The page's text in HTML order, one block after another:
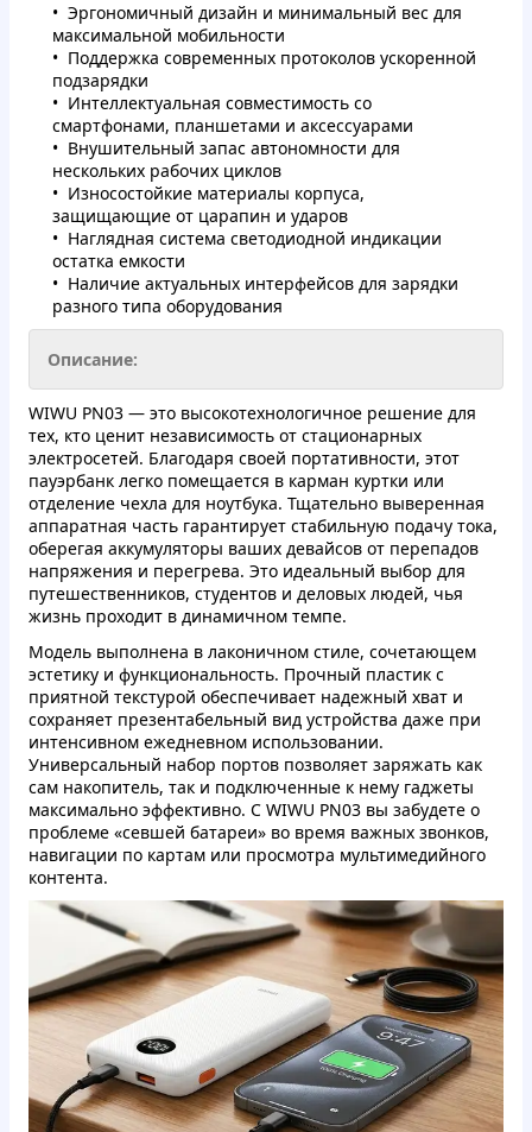
Эргономичный дизайн и минимальный вес для
максимальной мобильности
Поддержка современных протоколов ускоренной
подзарядки
Интеллектуальная совместимость со
смартфонами, планшетами и аксессуарами
Внушительный запас автономности для
нескольких рабочих циклов
Износостойкие материалы корпуса,
защищающие от царапин и ударов
Наглядная система светодиодной индикации
остатка емкости
Наличие актуальных интерфейсов для зарядки
разного типа оборудования
Описание:
WIWU PN03 — это высокотехнологичное решение для
тех, кто ценит независимость от стационарных
электросетей. Благодаря своей портативности, этот
пауэрбанк легко помещается в карман куртки или
отделение чехла для ноутбука. Тщательно выверенная
аппаратная часть гарантирует стабильную подачу тока,
оберегая аккумуляторы ваших девайсов от перепадов
напряжения и перегрева. Это идеальный выбор для
путешественников, студентов и деловых людей, чья
жизнь проходит в динамичном темпе.
Модель выполнена в лаконичном стиле, сочетающем
эстетику и функциональность. Прочный пластик с
приятной текстурой обеспечивает надежный хват и
сохраняет презентабельный вид устройства даже при
интенсивном ежедневном использовании.
Универсальный набор портов позволяет заряжать как
сам накопитель, так и подключенные к нему гаджеты
максимально эффективно. С WIWU PN03 вы забудете о
проблеме «севшей батареи» во время важных звонков,
навигации по картам или просмотра мультимедийного
контента.